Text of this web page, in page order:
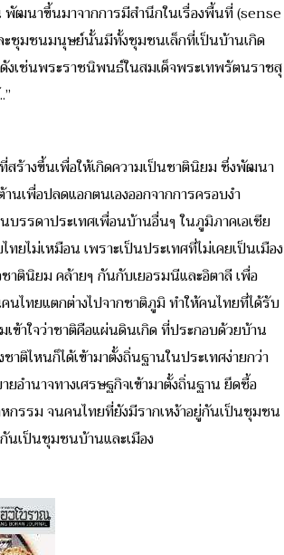
ฒนาขึ้นมาจากการมีสำนึกในเรื่องพื้นที่ (sense
มชนมนุษย์นั้นมีทั้งชุมชนเล็กที่เป็นบ้านเกิด
งเช่นพระราชนิพนธ์ในสมเด็จพระเทพรัตนราชสุ
สร้างขึ้นเพื่อให้เกิดความเป็นชาตินิยม ซึ่งพัฒนา
เพื่อปลดแอกตนเองออกจากการครอบงำ
บรรดาประเทศเพื่อนบ้านอื่นๆ ในภูมิภาคเอเชีย
ยไม่เหมือน เพราะเป็นประเทศที่ไม่เคยเป็นเมือง
าตินิยม คล้ายๆ กันกับเยอรมนีและอิตาลี เพื่อ
ไทยแตกต่างไปจากชาติภูมิ ทำให้คนไทยที่ได้รับ
าใจว่าชาติคือแผ่นดินเกิด ที่ประกอบด้วยบ้าน
ติไหนก็ได้เข้ามาตั้งถิ่นฐานในประเทศง่ายกว่า
อำนาจทางเศรษฐกิจเข้ามาตั้งถิ่นฐาน ยึดซื้อ
กรรม จนคนไทยที่ยังมีรากเหง้าอยู่กันเป็นชุมชน
นเป็นชุมชนบ้านและเมือง